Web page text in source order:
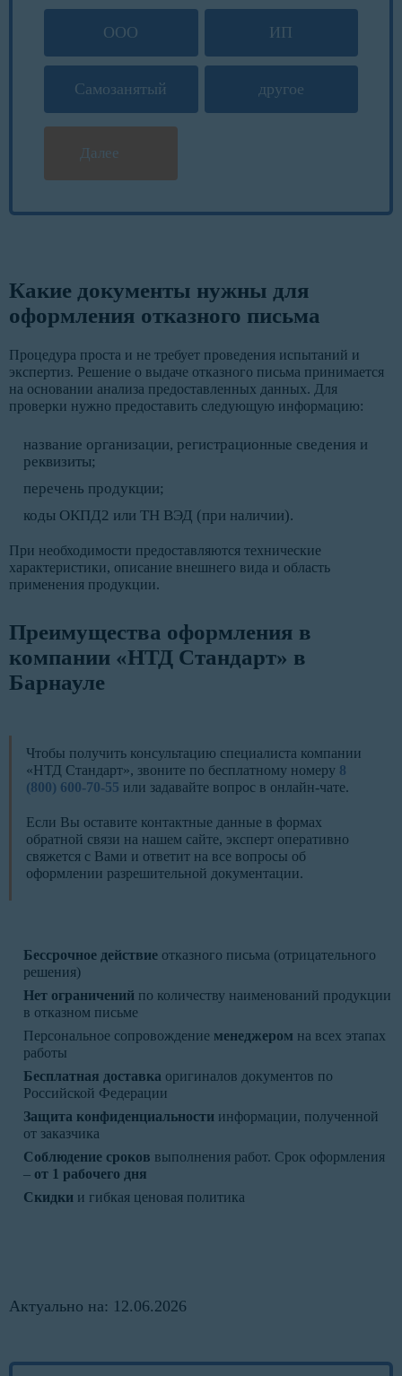
ООО ИП
Самозанятый другое
Далее
Какие документы нужны для
оформления отказного письма
Процедура проста и не требует проведения испытаний и
экспертиз. Решение о выдаче отказного письма принимается
на основании анализа предоставленных данных. Для
проверки нужно предоставить следующую информацию:
название организации, регистрационные сведения и
реквизиты;
перечень продукции;
коды ОКПД2 или ТН ВЭД (при наличии).
При необходимости предоставляются технические
характеристики, описание внешнего вида и область
применения продукции.
Преимущества оформления в
компании «НТД Стандарт» в
Барнауле
Чтобы получить консультацию специалиста компании
«НТД Стандарт», звоните по бесплатному номеру 8
(800) 600-70-55 или задавайте вопрос в онлайн-чате.
Если Вы оставите контактные данные в формах
обратной связи на нашем сайте, эксперт оперативно
свяжется с Вами и ответит на все вопросы об
оформлении разрешительной документации.
Бессрочное действие отказного письма (отрицательного
решения)
Нет ограничений по количеству наименований продукции
в отказном письме
Персональное сопровождение менеджером на всех этапах
работы
Бесплатная доставка оригиналов документов по
Российской Федерации
Защита конфиденциальности информации, полученной
от заказчика
Соблюдение сроков выполнения работ. Срок оформления
– от 1 рабочего дня
Скидки и гибкая ценовая политика
Актуально на: 12.06.2026